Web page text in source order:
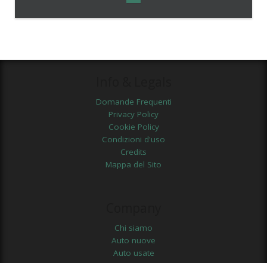
Domande Frequenti
Privacy Policy
Cookie Policy
Condizioni d'uso
Credits
Mappa del Sito
Chi siamo
Auto nuove
Auto usate